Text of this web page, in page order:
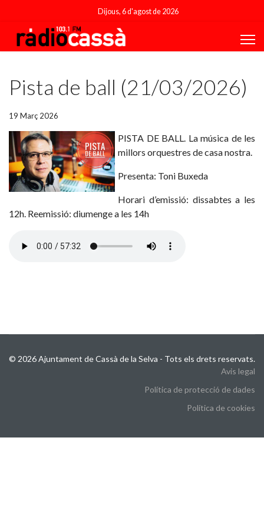
Dijous, 6 d'agost de 2026
Pista de ball (21/03/2026)
19 Març 2026
PISTA DE BALL. La música de les
millors orquestres de casa nostra.
Presenta: Toni Buxeda
Horari d’emissió: dissabtes a les
12h. Reemissió: diumenge a les 14h
© 2026 Ajuntament de Cassà de la Selva - Tots els drets reservats.
Avis legal
Política de protecció de dades
Política de cookies